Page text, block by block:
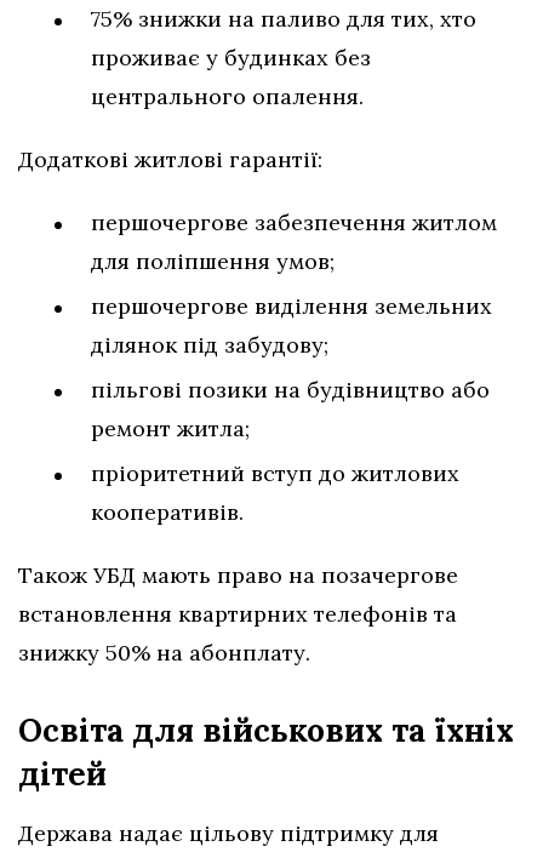
75% знижки на паливо для тих, хто
проживає у будинках без
центрального опалення.
Додаткові житлові гарантії:
першочергове забезпечення житлом
для поліпшення умов;
першочергове виділення земельних
ділянок під забудову;
пільгові позики на будівництво або
ремонт житла;
пріоритетний вступ до житлових
кооперативів.
Також УБД мають право на позачергове
встановлення квартирних телефонів та
знижку 50% на абонплату.
Освіта для військових та їхніх
дітей
Держава надає цільову підтримку для